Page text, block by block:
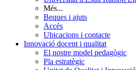
Més...
Beques i ajuts
Accés
Ubicacions i contacte
Innovació docent i qualitat
El nostre model pedagògic
Pla estratègic